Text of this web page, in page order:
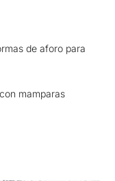
de aforo para
mamparas